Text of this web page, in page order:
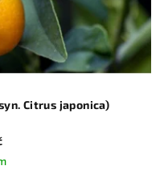
Citrus japonica)